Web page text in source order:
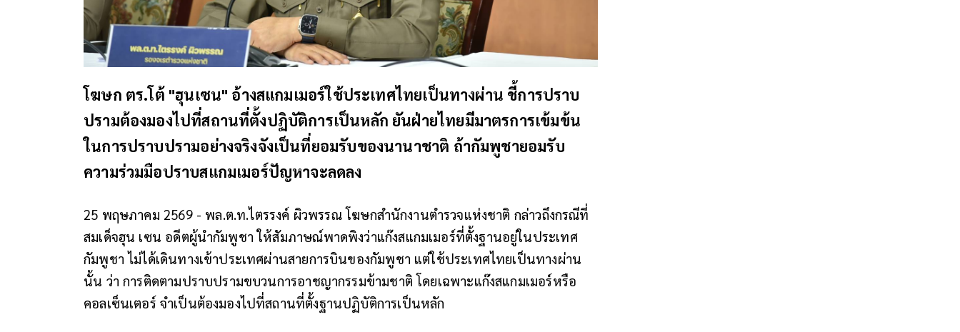
โฆษก ตร.โต้ "ฮุนเซน" อ้างสแกมเมอร์ใช้ประเทศไทยเป็นทางผ่าน ชี้การปราบ
ปรามต้องมองไปที่สถานที่ตั้งปฏิบัติการเป็นหลัก ยันฝ่ายไทยมีมาตรการเข้มข้น
ในการปราบปรามอย่างจริงจังเป็นที่ยอมรับของนานาชาติ ถ้ากัมพูชายอมรับ
ความร่วมมือปราบสแกมเมอร์ปัญหาจะลดลง
25 พฤษภาคม 2569 - พล.ต.ท.ไตรรงค์ ผิวพรรณ โฆษกสำนักงานตำรวจแห่งชาติ กล่าวถึงกรณีที่
สมเด็จฮุน เซน อดีตผู้นำกัมพูชา ให้สัมภาษณ์พาดพิงว่าแก๊งสแกมเมอร์ที่ตั้งฐานอยู่ในประเทศ
กัมพูชา ไม่ได้เดินทางเข้าประเทศผ่านสายการบินของกัมพูชา แต่ใช้ประเทศไทยเป็นทางผ่าน
นั้น ว่า การติดตามปราบปรามขบวนการอาชญากรรมข้ามชาติ โดยเฉพาะแก๊งสแกมเมอร์หรือ
คอลเซ็นเตอร์ จำเป็นต้องมองไปที่สถานที่ตั้งฐานปฏิบัติการเป็นหลัก